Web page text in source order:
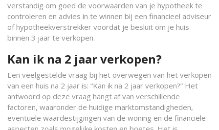
verstandig om goed de voorwaarden van je hypotheek te
controleren en advies in te winnen bij een financieel adviseur
of hypotheekverstrekker voordat je besluit om je huis
binnen 3 jaar te verkopen.
Kan ik na 2 jaar verkopen?
Een veelgestelde vraag bij het overwegen van het verkopen
van een huis na 2 jaar is: “Kan ik na 2 jaar verkopen?” Het
antwoord op deze vraag hangt af van verschillende
factoren, waaronder de huidige marktomstandigheden,
eventuele waardestijgingen van de woning en de financiële